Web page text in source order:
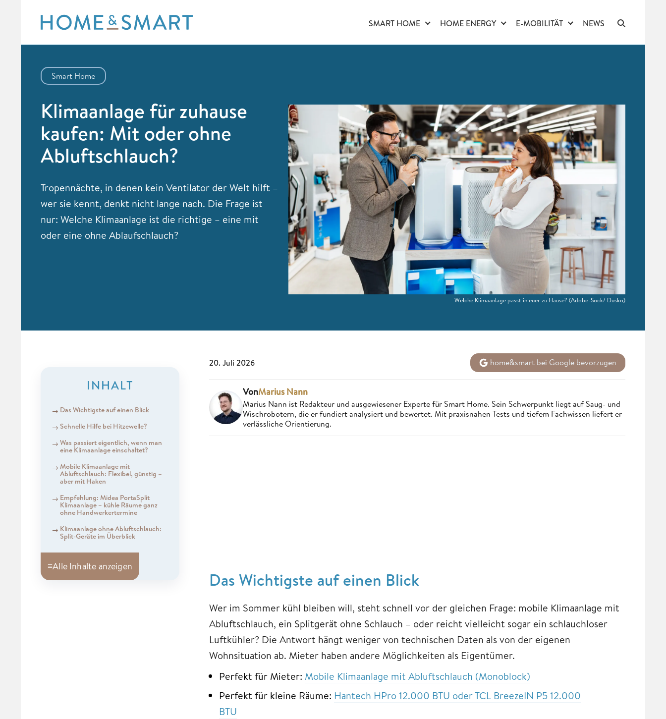
content
SMART HOME HOME ENERGY E-MOBILITÄT NEWS
Smart Home
Klimaanlage für zuhause
kaufen: Mit oder ohne
Abluftschlauch?
Tropennächte, in denen kein Ventilator der Welt hilft –
wer sie kennt, denkt nicht lange nach. Die Frage ist
nur: Welche Klimaanlage ist die richtige – eine mit
oder eine ohne Ablaufschlauch?
Welche Klimaanlage passt in euer zu Hause? (Adobe-Sock/ Dusko)
INHALT
Das Wichtigste auf einen Blick
Schnelle Hilfe bei Hitzewelle?
Was passiert eigentlich, wenn man
eine Klimaanlage einschaltet?
Mobile Klimaanlage mit
Abluftschlauch: Flexibel, günstig –
aber mit Haken
Empfehlung: Midea PortaSplit
Klimaanlage – kühle Räume ganz
ohne Handwerkertermine
Klimaanlage ohne Abluftschlauch:
Split-Geräte im Überblick
≡Alle Inhalte anzeigen
20. Juli 2026 home&smart bei Google bevorzugen
VonMarius Nann
Marius Nann ist Redakteur und ausgewiesener Experte für Smart Home. Sein Schwerpunkt liegt auf Saug- und
Wischrobotern, die er fundiert analysiert und bewertet. Mit praxisnahen Tests und tiefem Fachwissen liefert er
verlässliche Orientierung.
Das Wichtigste auf einen Blick
Wer im Sommer kühl bleiben will, steht schnell vor der gleichen Frage: mobile Klimaanlage mit
Abluftschlauch, ein Splitgerät ohne Schlauch – oder reicht vielleicht sogar ein schlauchloser
Luftkühler? Die Antwort hängt weniger von technischen Daten als von der eigenen
Wohnsituation ab. Mieter haben andere Möglichkeiten als Eigentümer.
Perfekt für Mieter: Mobile Klimaanlage mit Abluftschlauch (Monoblock)
Perfekt für kleine Räume: Hantech HPro 12.000 BTU oder TCL BreezeIN P5 12.000
BTU